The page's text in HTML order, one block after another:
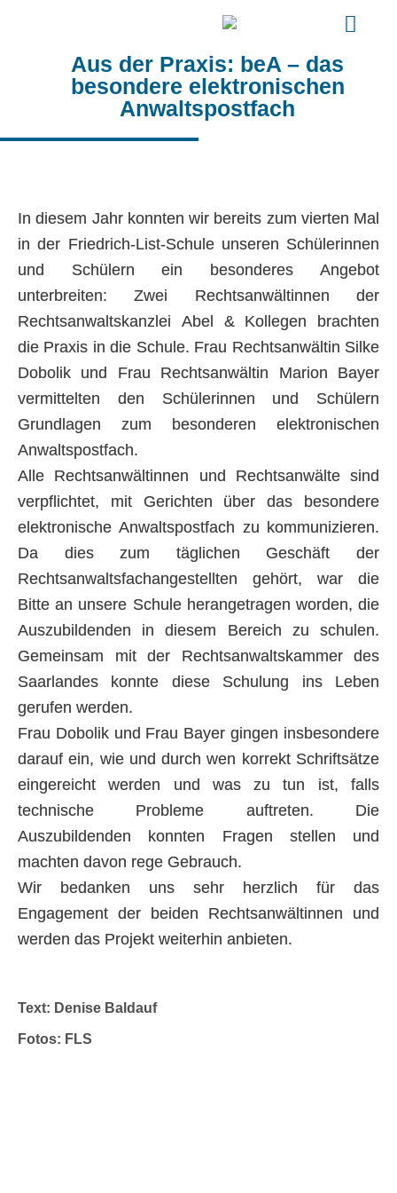
Aus der Praxis: beA – das
besondere elektronischen
Anwaltspostfach
In diesem Jahr konnten wir bereits zum vierten Mal
in der Friedrich-List-Schule unseren Schülerinnen
und Schülern ein besonderes Angebot
unterbreiten: Zwei Rechtsanwältinnen der
Rechtsanwaltskanzlei Abel & Kollegen brachten
die Praxis in die Schule. Frau Rechtsanwältin Silke
Dobolik und Frau Rechtsanwältin Marion Bayer
vermittelten den Schülerinnen und Schülern
Grundlagen zum besonderen elektronischen
Anwaltspostfach.
Alle Rechtsanwältinnen und Rechtsanwälte sind
verpflichtet, mit Gerichten über das besondere
elektronische Anwaltspostfach zu kommunizieren.
Da dies zum täglichen Geschäft der
Rechtsanwaltsfachangestellten gehört, war die
Bitte an unsere Schule herangetragen worden, die
Auszubildenden in diesem Bereich zu schulen.
Gemeinsam mit der Rechtsanwaltskammer des
Saarlandes konnte diese Schulung ins Leben
gerufen werden.
Frau Dobolik und Frau Bayer gingen insbesondere
darauf ein, wie und durch wen korrekt Schriftsätze
eingereicht werden und was zu tun ist, falls
technische Probleme auftreten. Die
Auszubildenden konnten Fragen stellen und
machten davon rege Gebrauch.
Wir bedanken uns sehr herzlich für das
Engagement der beiden Rechtsanwältinnen und
werden das Projekt weiterhin anbieten.
Text: Denise Baldauf
Fotos: FLS